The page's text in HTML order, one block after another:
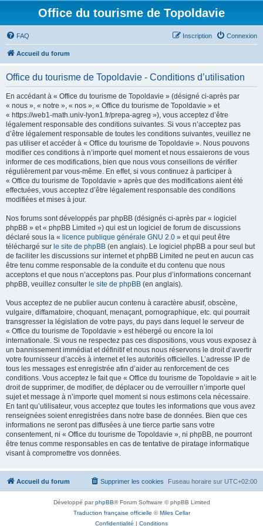
Office du tourisme de Topoldavie
FAQ Connexion
Inscription
Accueil du forum
Office du tourisme de Topoldavie - Conditions d’utilisation
En accédant à « Office du tourisme de Topoldavie » (désigné ci-après par
« nous », « notre », « nos », « Office du tourisme de Topoldavie » et
« https://web1-math.univ-lyon1.fr/prepa-agreg »), vous acceptez d’être
légalement responsable des conditions suivantes. Si vous n’acceptez pas
d’être légalement responsable de toutes les conditions suivantes, veuillez ne
pas utiliser et accéder à « Office du tourisme de Topoldavie ». Nous pouvons
modifier ces conditions à n’importe quel moment et nous essaierons de vous
informer de ces modifications, bien que nous vous conseillons de vérifier
régulièrement par vous-même. En effet, si vous continuez à participer à
« Office du tourisme de Topoldavie » après que des modifications aient été
effectuées, vous acceptez d’être légalement responsable des conditions
modifiées et mises à jour.
Nos forums sont développés par phpBB (désignés ci-après par « logiciel
phpBB » et « phpBB Limited ») qui est un logiciel de forum de discussions
déclaré sous la « licence publique générale GNU 2.0 » et qui peut être
téléchargé sur le site de phpBB (en anglais). Le logiciel phpBB a pour seul but
de faciliter les discussions sur internet et phpBB Limited ne peut en aucun cas
être tenu comme responsable de la conduite et du contenu que nous
acceptons et que nous n’acceptons pas. Pour plus d’informations concernant
phpBB, veuillez consulter le site de phpBB (en anglais).
Vous acceptez de ne publier aucun contenu à caractère abusif, obscène,
vulgaire, diffamatoire, choquant, menaçant, pornographique, etc. qui pourrait
transgresser la législation de votre pays, du pays dans lequel le serveur de
« Office du tourisme de Topoldavie » est hébergé ou encore la loi
internationale. Si vous ne respectez pas ces dispositions, vous vous exposez à
un bannissement immédiat et définitif et nous nous réservons le droit d’avertir
votre fournisseur d’accès à internet et les autorités officielles. L’adresse IP de
tous les messages est enregistrée afin d’aider au renforcement de ces
conditions. Vous acceptez le fait que « Office du tourisme de Topoldavie » ait le
droit de supprimer, de modifier, de déplacer ou de verrouiller n’importe quel
sujet et message à n’importe quel moment si nous estimons cela nécessaire.
En tant qu’utilisateur, vous acceptez que toutes les informations que vous avez
renseignées soient enregistrées dans notre base de données. Bien que ces
informations ne seront pas diffusées à une tierce partie sans votre
consentement, ni « Office du tourisme de Topoldavie », ni phpBB, ne pourront
être tenus comme responsables en cas de tentative de piratage informatique
visant à compromettre vos données.
Accueil du forum Fuseau horaire sur UTC+02:00
Supprimer les cookies
Développé parphpBB® Forum Software © phpBB Limited
Traduction française officielle ©Miles Cellar
Confidentialité | Conditions